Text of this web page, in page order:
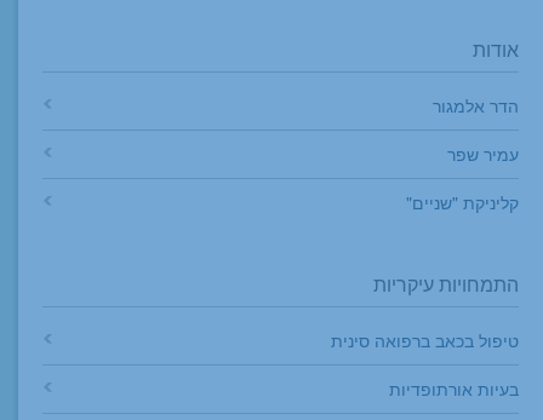
אודות
הדר אלמגור
עמיר שפר
קליניקת "שניים"
התמחויות עיקריות
טיפול בכאב ברפואה סינית
בעיות אורתופדיות